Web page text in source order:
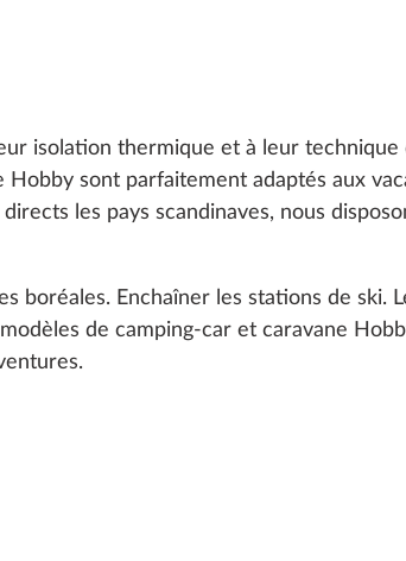
isolation thermique et à leur technique
sont parfaitement adaptés aux
les pays scandinaves, nous
boréales. Enchaîner les stations de ski.
de camping-car et caravane